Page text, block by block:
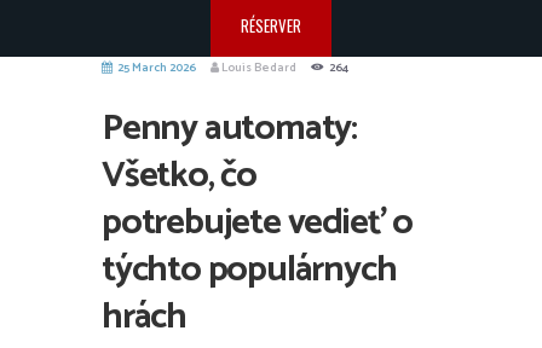
RÉSERVER
25 March 2026 Louis Bedard 264
Penny automaty:
Všetko, čo
potrebujete vedieť o
týchto populárnych
hrách